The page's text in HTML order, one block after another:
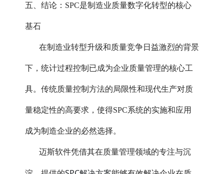
五、结论：SPC是制造业质量数字化转型的核心
基石
在制造业转型升级和质量竞争日益激烈的背景
下，统计过程控制已成为企业质量管理的核心工
具。传统质量控制方法的局限性和现代生产对质
量稳定性的高要求，使得SPC系统的实施和应用
成为制造企业的必然选择。
迈斯软件凭借其在质量管理领域的专注与沉